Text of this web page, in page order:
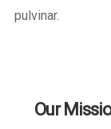
pulvinar.
Our